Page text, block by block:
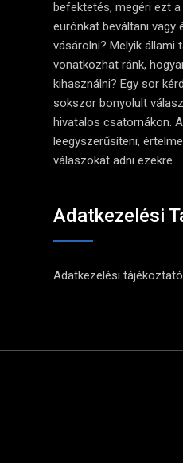
befektetés, megéri ezt
eurónkat beváltani vagy
vásárolni? Melyik állami
vonatkozhat ránk,
kihasználni? Egy sor
sokszor bonyolult
hivatalos csatornákon.
leegyszerűsíteni,
válaszokat adni ezekre.
Adatkezelési
Adatkezelési tájékoztató